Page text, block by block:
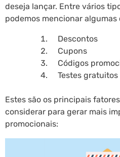
deseja lançar. Entre vários
podemos mencionar algumas
Descontos
Cupons
Códigos
Testes gratuitos
Estes são os principais
considerar para gerar mais
promocionais: